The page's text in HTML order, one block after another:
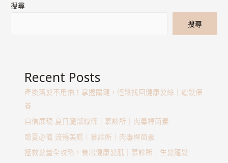
搜尋
搜尋
Recent Posts
產後落髮不用怕！掌握關鍵，輕鬆找回健康髮絲｜癒髮保
養
自信展現 夏日腿部線條｜慕診所｜肉毒桿菌素
臨夏必備 流暢美肩｜慕診所｜肉毒桿菌素
拯救髮量全攻略，養出健康髮肌｜慕診所｜生髮蘊髮